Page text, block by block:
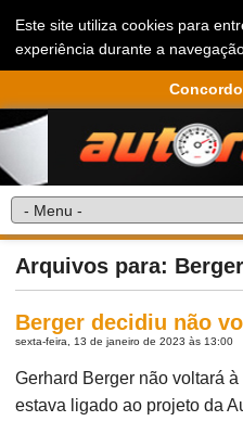
Este site utiliza cookies para
experiência durante a
Arquivos para:
Berger decidiu não
sexta-feira, 13 de janeiro de 2023 às 13:00
Gerhard Berger não voltará
estava ligado ao projeto da